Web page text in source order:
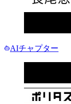
AIチャプター